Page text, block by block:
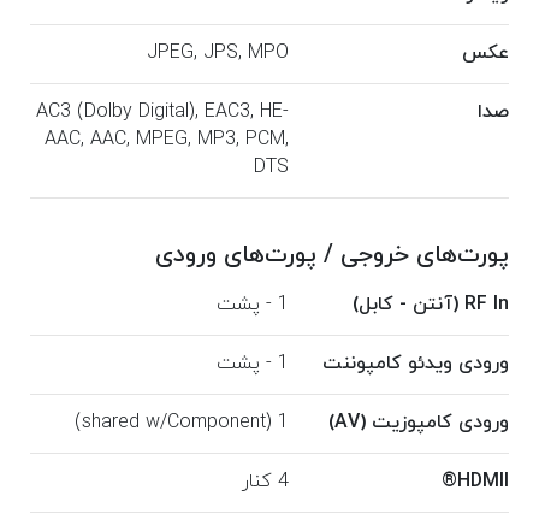
عکس JPEG, JPS, MPO
صدا
AC3 (Dolby Digital), EAC3, HE-
AAC, AAC, MPEG, MP3, PCM,
DTS
پورت‌های خروجی / پورت‌های ورودی
RF In (آنتن - کابل) 1 - پشت
ورودی ویدئو کامپوننت 1 - پشت
ورودی کامپوزیت (AV) 1 (shared w/Component)
HDMII® 4 کنار